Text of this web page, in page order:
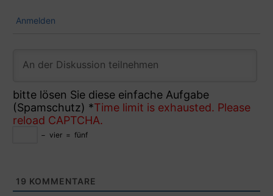
Anmelden
bitte lösen Sie diese einfache Aufgabe
(Spamschutz) *Time limit is exhausted. Please
reload CAPTCHA.
− vier = fünf
19 KOMMENTARE